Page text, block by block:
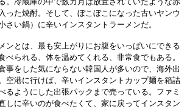
った焼酎。そして、ぼこぼこになった古いヤンウ
さい鍋）に辛いインスタントラーメンだ。
ンとは、最も安上がりにお腹をいっぱいにできる
べられる、体を温めてくれる、非常食でもある。
事をした気にならない韓国人が多いので、海外出
空港に行けば、辛いインスタントカップ麺を箱詰
るようにした出張パックまで売っている。ファミ
しに辛いのが食べたくて、家に戻ってインスタン